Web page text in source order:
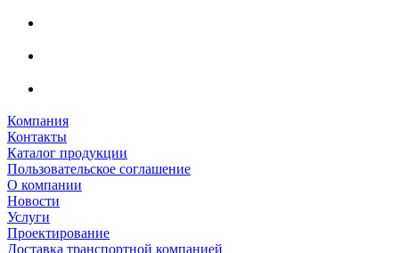
Компания
Контакты
Каталог продукции
Пользовательское соглашение
О компании
Новости
Услуги
Проектирование
Доставка транспортной компанией